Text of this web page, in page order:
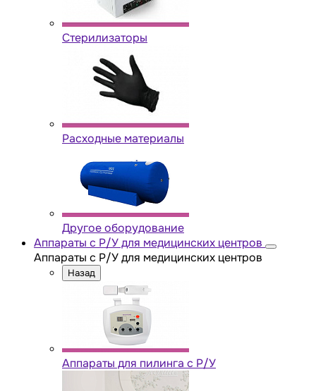
Стерилизаторы
Расходные материалы
Другое оборудование
Аппараты с Р/У для медицинских центров
Аппараты с Р/У для медицинских центров
Назад
Аппараты для пилинга с Р/У